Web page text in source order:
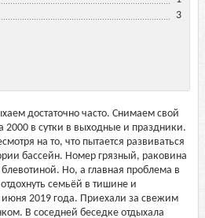
3
достаточно часто. Снимаем свой
в сутки в выходные и праздники.
на то, что пытается развиваться
бассейн. Номер грязный, раковина
Но, а главная проблема в
семьёй в тишине и
июня 2019 года. Приехали за свежим
В соседней беседке отдыхала